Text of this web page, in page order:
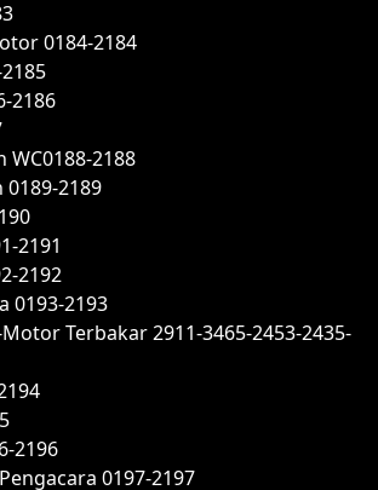
0184-2184
2186
WC0188-2188
2189
2191
2192
0193-2193
Terbakar 2911-3465-2453-2435-
2196
0197-2197